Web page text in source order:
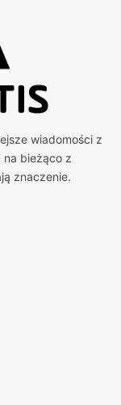
wiadomości z
na bieżąco z
znaczenie.